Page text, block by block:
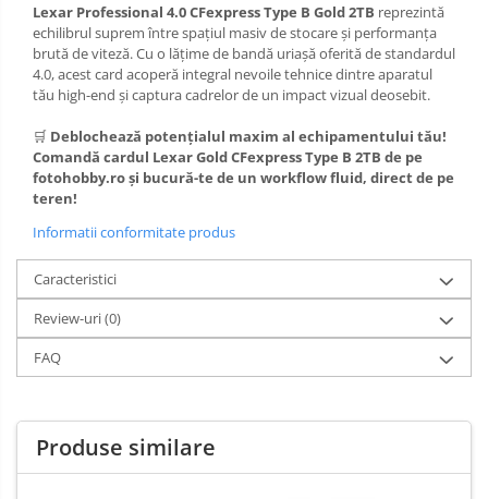
Lexar Professional 4.0 CFexpress Type B Gold 2TB reprezintă
echilibrul suprem între spațiul masiv de stocare și performanța
brută de viteză. Cu o lățime de bandă uriașă oferită de standardul
4.0, acest card acoperă integral nevoile tehnice dintre aparatul
tău high-end și captura cadrelor de un impact vizual deosebit.
🛒 Deblochează potențialul maxim al echipamentului tău!
Comandă cardul Lexar Gold CFexpress Type B 2TB de pe
fotohobby.ro și bucură-te de un workflow fluid, direct de pe
teren!
Informatii conformitate produs
Caracteristici
Review-uri(0)
FAQ
Produse similare